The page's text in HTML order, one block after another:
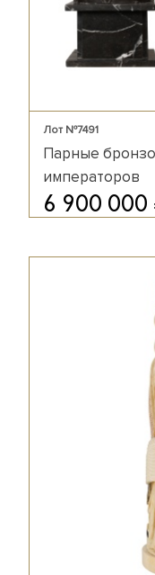
Лот №7491
Парные
императоров
6 900 000